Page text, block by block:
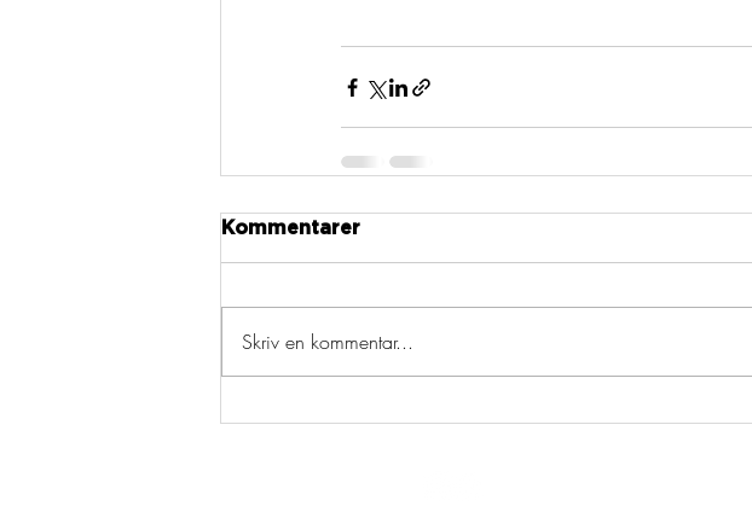
Kommentarer
Skriv en kommentar...